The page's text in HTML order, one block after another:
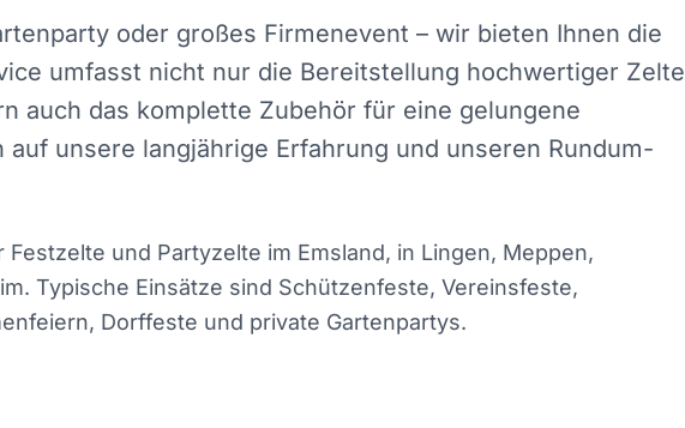
oder großes Firmenevent – wir bieten Ihnen die
umfasst nicht nur die Bereitstellung hochwertiger Zelte
auch das komplette Zubehör für eine gelungene
unsere langjährige Erfahrung und unseren Rundum-
und Partyzelte im Emsland, in Lingen, Meppen,
Typische Einsätze sind Schützenfeste, Vereinsfeste,
Dorffeste und private Gartenpartys.